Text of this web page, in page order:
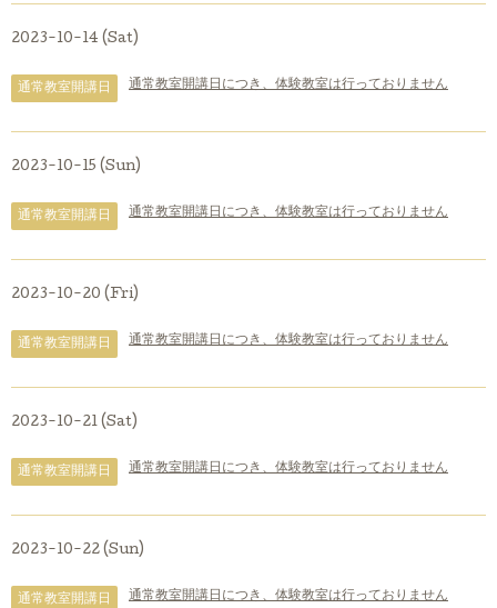
2023-10-14 (Sat)
通常教室開講日 通常教室開講日につき、体験教室は行っておりません
2023-10-15 (Sun)
通常教室開講日 通常教室開講日につき、体験教室は行っておりません
2023-10-20 (Fri)
通常教室開講日 通常教室開講日につき、体験教室は行っておりません
2023-10-21 (Sat)
通常教室開講日 通常教室開講日につき、体験教室は行っておりません
2023-10-22 (Sun)
通常教室開講日 通常教室開講日につき、体験教室は行っておりません